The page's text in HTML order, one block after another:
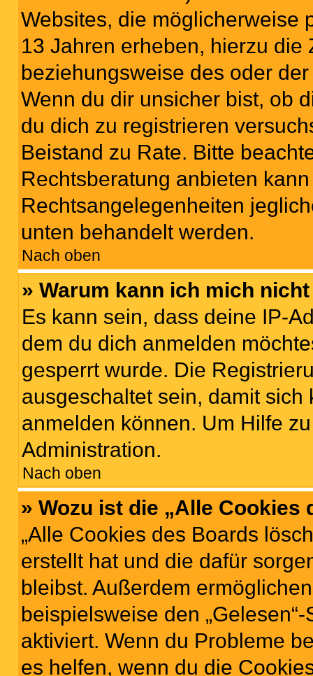
Websites, die möglicherweise
13 Jahren erheben, hierzu die
beziehungsweise des oder
Wenn du dir unsicher bist, ob
du dich zu registrieren
Beistand zu Rate. Bitte
Rechtsberatung anbieten
Rechtsangelegenheiten
unten behandelt werden.
Nach oben
» Warum kann ich mich
Es kann sein, dass deine IP-
dem du dich anmelden
gesperrt wurde. Die
ausgeschaltet sein, damit
anmelden können. Um Hilfe
Administration.
Nach oben
» Wozu ist die „Alle
„Alle Cookies des Boards
erstellt hat und die dafür
bleibst. Außerdem
beispielsweise den
aktiviert. Wenn du Probleme
es helfen, wenn du die